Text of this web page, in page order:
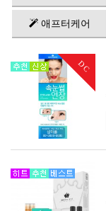
애프터케어
DC